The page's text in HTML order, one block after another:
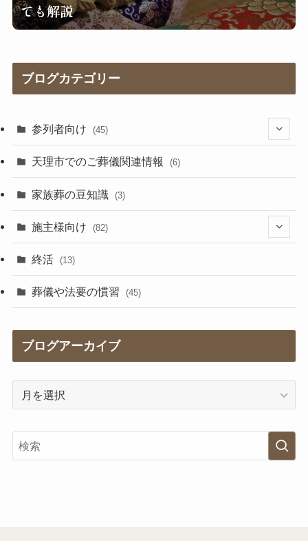
ても解説
ブログカテゴリー
参列者向け (45)
(25)
(17)
天理市でのご葬儀関連情報 (6)
家族葬の豆知識 (3)
施主様向け (82)
(41)
(2)
終活 (13)
葬儀や法要の慣習 (45)
ブログアーカイブ
ア
ー